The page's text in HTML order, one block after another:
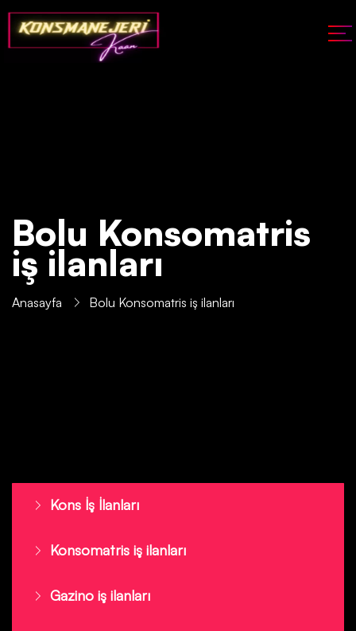
Bolu Konsomatris
iş ilanları
Anasayfa Bolu Konsomatris iş ilanları
Kons İş İlanları
Konsomatris iş ilanları
Gazino iş ilanları